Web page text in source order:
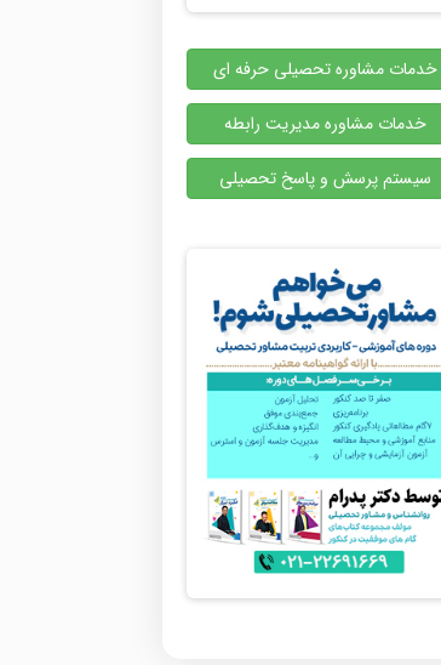
خدمات مشاوره تحصیلی حرفه ای
خدمات مشاوره مدیریت رابطه
سیستم پرسش و پاسخ تحصیلی